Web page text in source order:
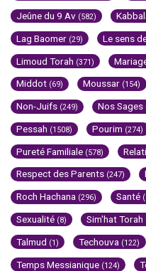
Jeûne du 9 Av (582)
Lag Baomer (29) Le sens
Limoud Torah (371)
Middot (69) Moussar (154)
Non-Juifs (249) Nos Sages
Pessah (1508) Pourim (274)
Pureté Familiale (578)
Respect des Parents (247)
Roch Hachana (296) Santé
Sexualité (8) Sim'hat Torah
Talmud (1) Techouva (122)
Temps Messianique (124)